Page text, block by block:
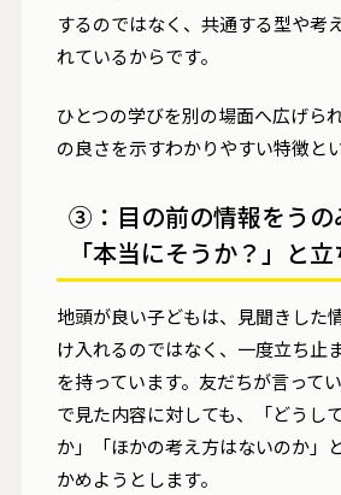
するのではなく、共通する型や考
れているからです。
ひとつの学びを別の場面へ広げら
の良さを示すわかりやすい特徴と
③：目の前の情報をうの
「本当にそうか？」と
地頭が良い子どもは、見聞きした
け入れるのではなく、一度立ち止
を持っています。友だちが言って
で見た内容に対しても、「どうし
か」「ほかの考え方はないのか」
かめようとします。